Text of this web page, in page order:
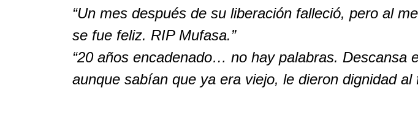
“Un mes después de su liberación falleció, pero al
se fue feliz. RIP Mufasa.”
“20 años encadenado… no hay palabras. Descansa
aunque sabían que ya era viejo, le dieron dignidad al